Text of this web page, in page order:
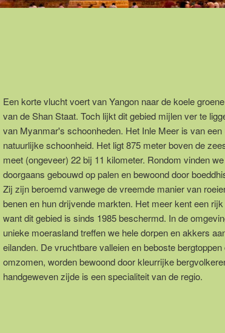
Een korte vlucht voert van Yangon naar de koele
van de Shan Staat. Toch lijkt dit gebied mijlen ver te
van Myanmar's schoonheden. Het Inle Meer is van
natuurlijke schoonheid. Het ligt 875 meter boven de
meet (ongeveer) 22 bij 11 kilometer. Rondom vinden
doorgaans gebouwd op palen en bewoond door
Zij zijn beroemd vanwege de vreemde manier van
benen en hun drijvende markten. Het meer kent een
want dit gebied is sinds 1985 beschermd. In de
unieke moerasland treffen we hele dorpen en akkers
eilanden. De vruchtbare valleien en beboste
omzomen, worden bewoond door kleurrijke
handgeweven zijde is een specialiteit van de regio.